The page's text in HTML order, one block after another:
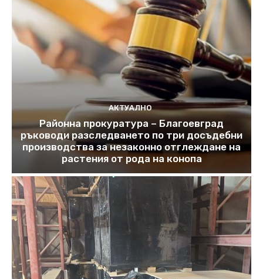
АКТУАЛНО
Районна прокуратура – Благоевград
ръководи разследването по три досъдебни
производства за незаконно отглеждане на
растения от рода на конопа